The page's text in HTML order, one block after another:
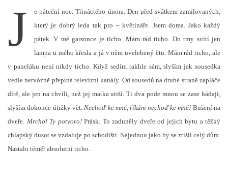
J
e páteční noc. Třináctého února. Den před svátkem zamilovaných,
který je dobrý leda tak pro – květináře. Jsem doma. Jako každý
pátek. V mé garsonce je ticho. Mám rád ticho. Do tmy svítí jen
lampa u mého křesla a já v něm uvelebený čtu. Mám rád ticho, ale
v paneláku není nikdy ticho. Když sedím takhle sám, slyším jak sousedka
vedle nervózně přepíná televizní kanály. Od sousedů na druhé straně zapláče
dítě, ale jen na chvíli, než jej matka utiší. Ti dva pode mnou se zase hádají,
slyším dokonce útržky vět.Nechoď ke mně, říkám nechoď ke mně! Bušení na
dveře. Mrcho! Ty potvoro!Prásk. To zaduněly dveře od jejich bytu a těžký
chlapský dusot se vzdaluje po schodišti. Najednou jako by se ztišil celý dům.
Nastalo téměř absolutní ticho.